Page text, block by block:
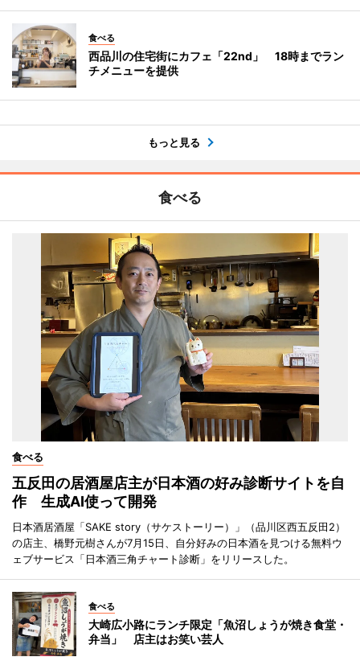
食べる
西品川の住宅街にカフェ「22nd」 18時までラン
チメニューを提供
もっと見る
食べる
食べる
五反田の居酒屋店主が日本酒の好み診断サイトを自
作 生成AI使って開発
日本酒居酒屋「SAKE story（サケストーリー）」（品川区西五反田2）
の店主、橋野元樹さんが7月15日、自分好みの日本酒を見つける無料ウ
ェブサービス「日本酒三角チャート診断」をリリースした。
食べる
大崎広小路にランチ限定「魚沼しょうが焼き食堂・
弁当」 店主はお笑い芸人